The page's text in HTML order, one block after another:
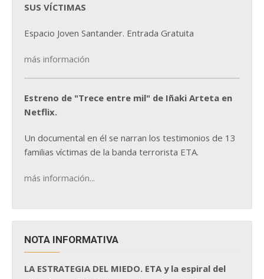
SUS VÍCTIMAS
Espacio Joven Santander. Entrada Gratuita
más información
Estreno de "Trece entre mil" de Iñaki Arteta en
Netflix.
Un documental en él se narran los testimonios de 13
familias víctimas de la banda terrorista ETA.
más información...
NOTA INFORMATIVA
LA ESTRATEGIA DEL MIEDO. ETA y la espiral del